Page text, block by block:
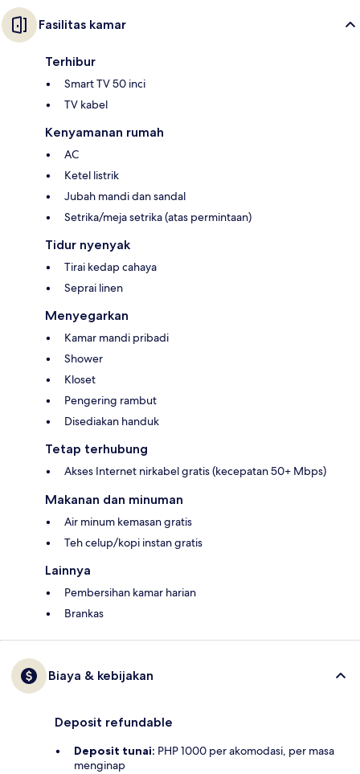
Fasilitas kamar
Terhibur
Smart TV 50 inci
TV kabel
Kenyamanan rumah
AC
Ketel listrik
Jubah mandi dan sandal
Setrika/meja setrika (atas permintaan)
Tidur nyenyak
Tirai kedap cahaya
Seprai linen
Menyegarkan
Kamar mandi pribadi
Shower
Kloset
Pengering rambut
Disediakan handuk
Tetap terhubung
Akses Internet nirkabel gratis (kecepatan 50+ Mbps)
Makanan dan minuman
Air minum kemasan gratis
Teh celup/kopi instan gratis
Lainnya
Pembersihan kamar harian
Brankas
Biaya & kebijakan
Deposit refundable
Deposit tunai: PHP 1000 per akomodasi, per masa
menginap